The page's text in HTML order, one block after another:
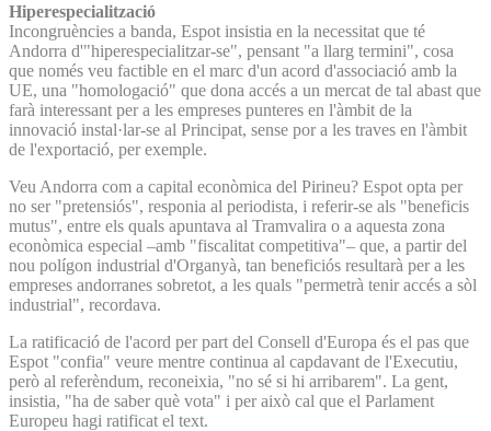
Hiperespecialització
Incongruències a banda, Espot insistia en la necessitat que té
Andorra d'"hiperespecialitzar-se", pensant "a llarg termini", cosa
que només veu factible en el marc d'un acord d'associació amb la
UE, una "homologació" que dona accés a un mercat de tal abast que
farà interessant per a les empreses punteres en l'àmbit de la
innovació instal·lar-se al Principat, sense por a les traves en l'àmbit
de l'exportació, per exemple.
Veu Andorra com a capital econòmica del Pirineu? Espot opta per
no ser "pretensiós", responia al periodista, i referir-se als "beneficis
mutus", entre els quals apuntava al Tramvalira o a aquesta zona
econòmica especial –amb "fiscalitat competitiva"– que, a partir del
nou polígon industrial d'Organyà, tan beneficiós resultarà per a les
empreses andorranes sobretot, a les quals "permetrà tenir accés a sòl
industrial", recordava.
La ratificació de l'acord per part del Consell d'Europa és el pas que
Espot "confia" veure mentre continua al capdavant de l'Executiu,
però al referèndum, reconeixia, "no sé si hi arribarem". La gent,
insistia, "ha de saber què vota" i per això cal que el Parlament
Europeu hagi ratificat el text.